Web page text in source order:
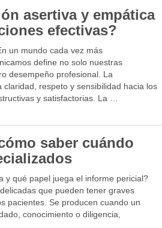
asertiva y empática
efectivas?
un mundo cada vez más
define no solo nuestras
desempeño profesional. La
respeto y sensibilidad hacia los
y satisfactorias. La …
saber cuándo
y qué papel juega el informe pericial?
que pueden tener graves
pacientes. Se producen cuando un
conocimiento o diligencia,